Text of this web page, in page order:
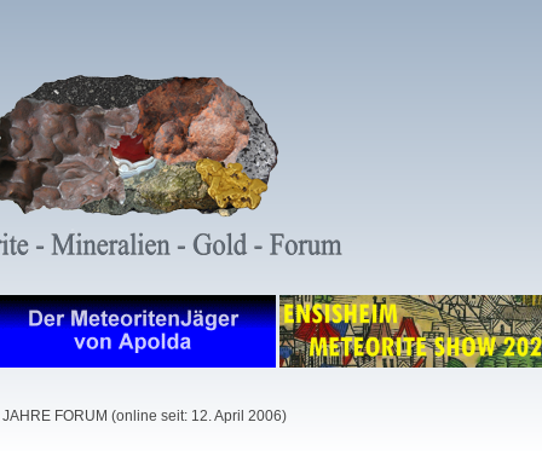
FORUM (online seit: 12. April 2006)